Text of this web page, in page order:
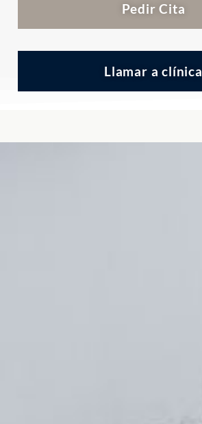
Pedir Cita
Llamar a clínica